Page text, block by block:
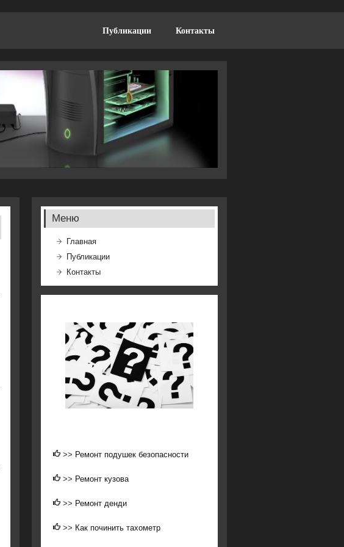
Публикации Контакты
Меню
Главная
Публикации
Контакты
>> Ремонт подушек безопасности
>> Ремонт кузова
>> Ремонт денди
>> Как починить тахометр